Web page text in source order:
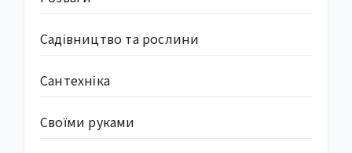
Садівництво та рослини
Сантехніка
Своїми руками